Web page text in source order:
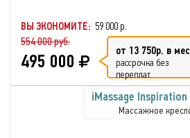
ВЫ ЭКОНОМИТЕ: 59 000 р.
554 000 руб.
495 000 от 13 750р. в
рассрочка без
переплат
iMassage
Массажное